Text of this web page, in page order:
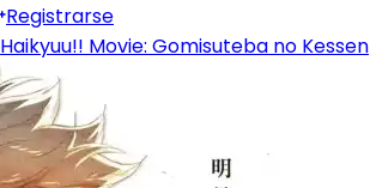
Registrarse
Haikyuu!! Movie: Gomisuteba no Kessen